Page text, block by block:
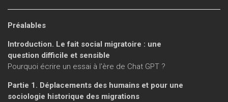
Préalables
Introduction. Le fait social migratoire : une
question difficile et sensible
Pourquoi écrire un essai à l'ère de Chat GPT ?
Partie 1. Déplacements des humains et pour une
sociologie historique des migrations